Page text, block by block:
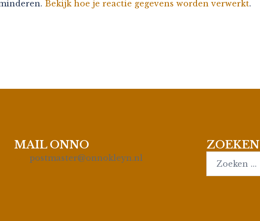
Bekijk hoe je reactie gegevens worden verwerkt.
MAIL ONNO
postmaster@onnokleyn.nl
ZOEKEN